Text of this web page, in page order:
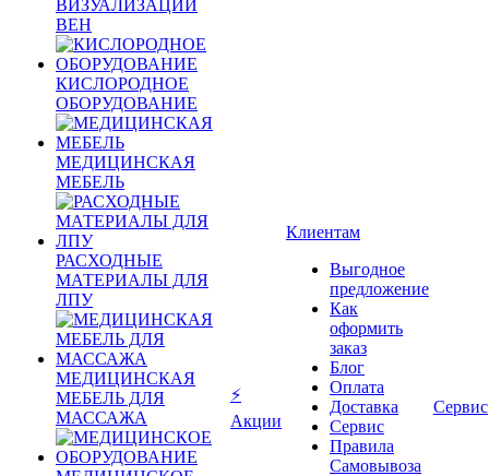
ВИЗУАЛИЗАЦИИ
ВЕН
КИСЛОРОДНОЕ
ОБОРУДОВАНИЕ
МЕДИЦИНСКАЯ
МЕБЕЛЬ
РАСХОДНЫЕ
МАТЕРИАЛЫ ДЛЯ
ЛПУ
МЕДИЦИНСКАЯ
МЕБЕЛЬ ДЛЯ
МАССАЖА
⚡
Акции
Клиентам
Выгодное
предложение
Как
оформить
заказ
Блог
Оплата
Доставка
Сервис
Правила
Самовывоза
Сервис